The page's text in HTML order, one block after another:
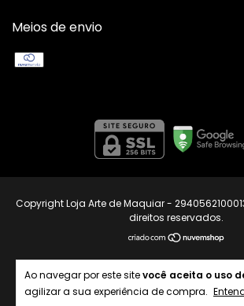
Ao navegar por este sitevocê aceita o uso
agilizar a sua experiência de compra.
Meios de envio
Copyright Loja Arte de Maquiar -
direitos reservados.